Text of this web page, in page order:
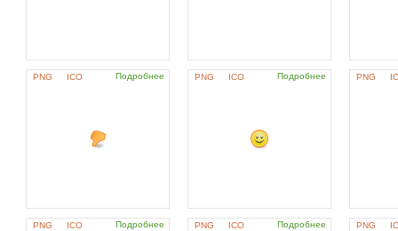
PNG ICO Подробнее PNG ICO Подробнее PNG
PNG ICO Подробнее PNG ICO Подробнее PNG